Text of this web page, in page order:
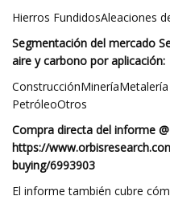
Hierros FundidosAleaciones
Segmentación del mercado
aire y carbono por aplicación:
PetróleoOtros
Compra directa del informe @
https://
buying/6993903
El informe también cubre